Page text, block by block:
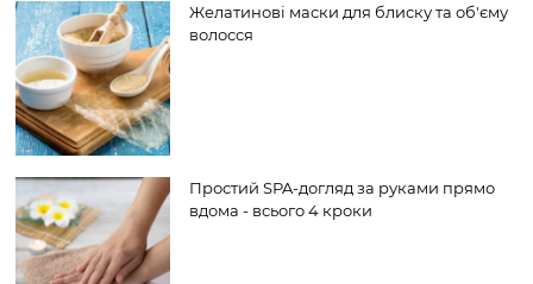
Желатинові маски для блиску та об'єму
волосся
Простий SPA-догляд за руками прямо
вдома - всього 4 кроки